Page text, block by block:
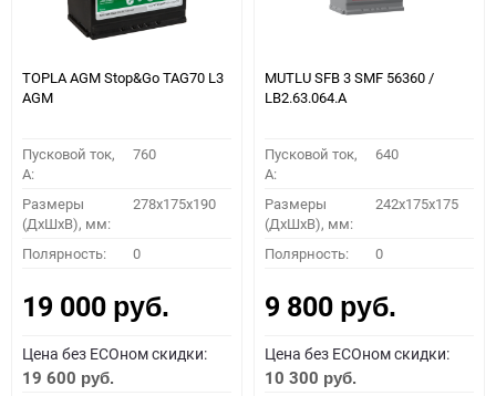
TOPLA AGM Stop&Go TAG70 L3
AGM
Пусковой ток,
A:
760
Размеры
(ДхШхВ), мм:
278x175x190
Полярность: 0
19 000 руб.
Цена без ECOном скидки:
19 600 руб.
MUTLU SFB 3 SMF 56360 /
LB2.63.064.A
Пусковой ток,
A:
640
Размеры
(ДхШхВ), мм:
242x175x175
Полярность: 0
9 800 руб.
Цена без ECOном скидки:
10 300 руб.